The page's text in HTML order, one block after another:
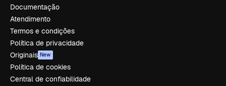
Documentação
Atendimento
Termos e condições
Política de privacidade
Originais New
Política de cookies
Central de confiabilidade